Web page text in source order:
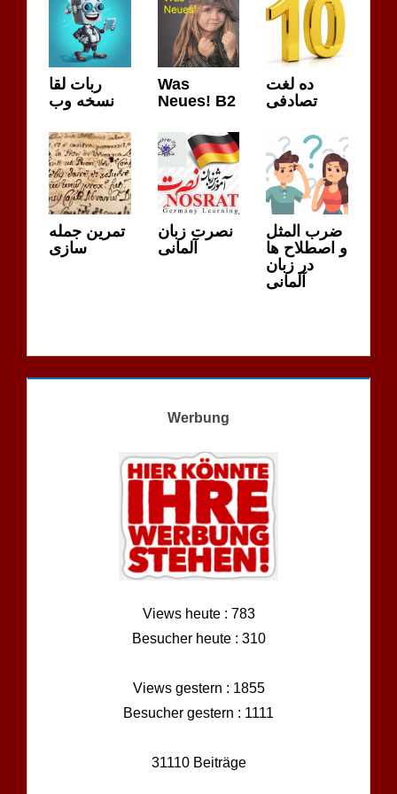
ربات لقا
نسخه وب
Was
Neues! B2
ده لغت
تصادفی
تمرین جمله
سازی
نصرت زبان
آلمانی
ضرب المثل
و اصطلاح ها
در زبان
آلمانی
Werbung
Views heute : 783
Besucher heute : 310
Views gestern : 1855
Besucher gestern : 1111
31110 Beiträge